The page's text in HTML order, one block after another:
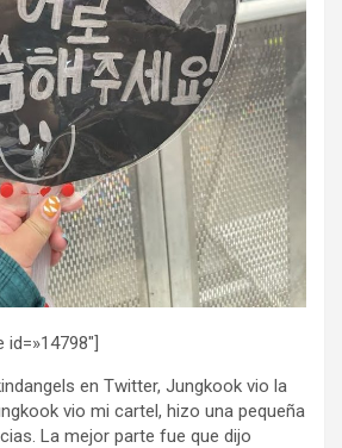
en Twitter, Jungkook vio la
vio mi cartel, hizo una pequeña
La mejor parte fue que dijo